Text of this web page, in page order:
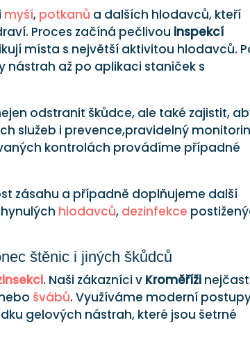
myší, potkanů a dalších hlodavců, kteří
Proces začíná pečlivou inspekcí
místa s největší aktivitou hlodavců.
až po aplikaci staniček s
odstranit škůdce, ale také zajistit,
služeb i prevence,pravidelný
kontrolách provádíme případné
zásahu a případně doplňujeme další
hlodavců, dezinfekce
štěnic i jiných škůdců
. Naši zákazníci v Kroměříži
švábů. Využíváme moderní
gelových nástrah, které jsou šetrné